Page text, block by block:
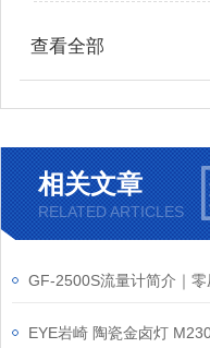
查看全部
相关文章
RELATED ARTICLES